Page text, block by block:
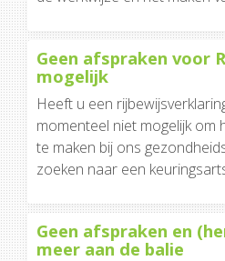
Geen afspraken voor
mogelijk
Heeft u een
momenteel niet mogelijk om
te maken bij ons
zoeken naar een
Geen afspraken en
meer aan de balie